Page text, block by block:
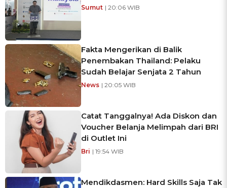
Sumut | 20:06 WIB
Fakta Mengerikan di Balik
Penembakan Thailand: Pelaku
Sudah Belajar Senjata 2 Tahun
News | 20:05 WIB
Catat Tanggalnya! Ada Diskon dan
Voucher Belanja Melimpah dari BRI
di Outlet Ini
Bri | 19:54 WIB
Mendikdasmen: Hard Skills Saja Tak